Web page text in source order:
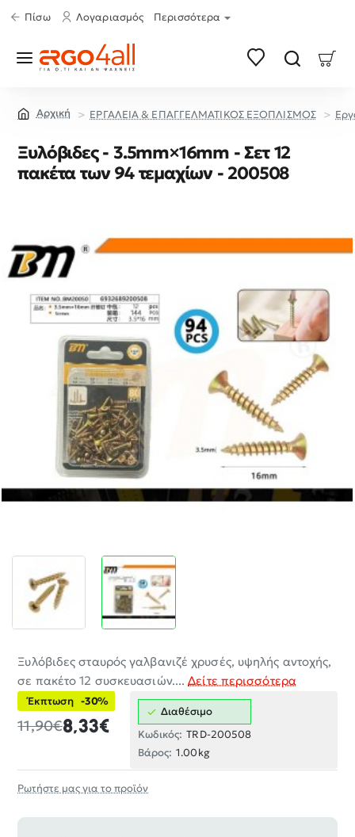
Πίσω Λογαριασμός Περισσότερα
ΕΡΓΑΛΕΙΑ & ΕΠΑΓΓΕΛΜΑΤΙΚΟΣ ΕΞΟΠΛΙΣΜΟΣ
Ξυλόβιδες - 3.5mm×16mm - Σετ 12
πακέτα των 94 τεμαχίων - 200508
Ξυλόβιδες σταυρός γαλβανιζέ χρυσές, υψηλής αντοχής,
σε πακέτο 12 συσκευασιών....Δείτε περισσότερα
Έκπτωση -30%
8,33€
11,90€
Διαθέσιμο
Κωδικός: TRD-200508
Βάρος: 1.00kg
Ρωτήστε μας για το προϊόν